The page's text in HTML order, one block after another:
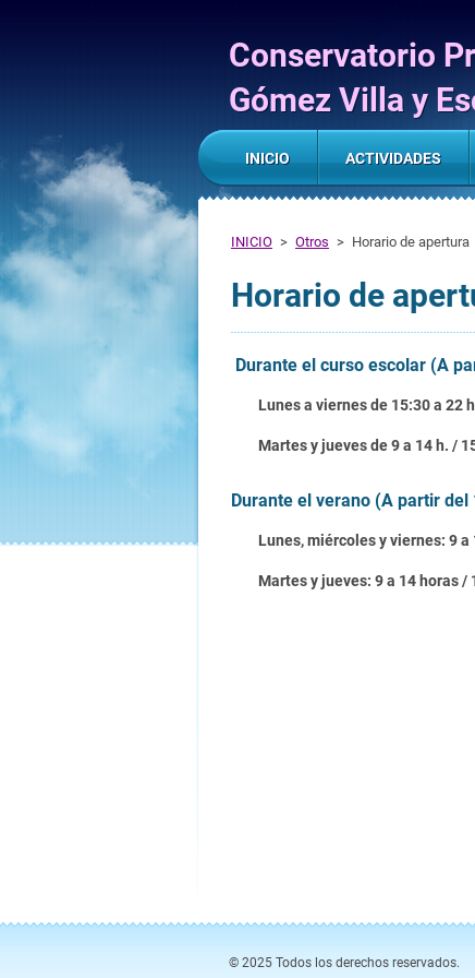
Conservatorio
Gómez Villa y
INICIO > Otros > Horario de apertura
Horario de
Durante el curso escolar (A
Lunes a viernes de 15:30 a 22
Martes y jueves de 9 a 14 h. /
Durante el verano (A partir del
Lunes, miércoles y viernes: 9 a
Martes y jueves: 9 a 14 horas /
INICIO ACTIVIDADES
© 2025 Todos los derechos reservados.